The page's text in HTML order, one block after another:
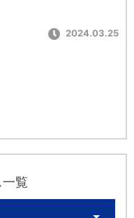
2024.03.25
覧